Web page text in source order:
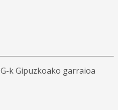
k Gipuzkoako garraioa